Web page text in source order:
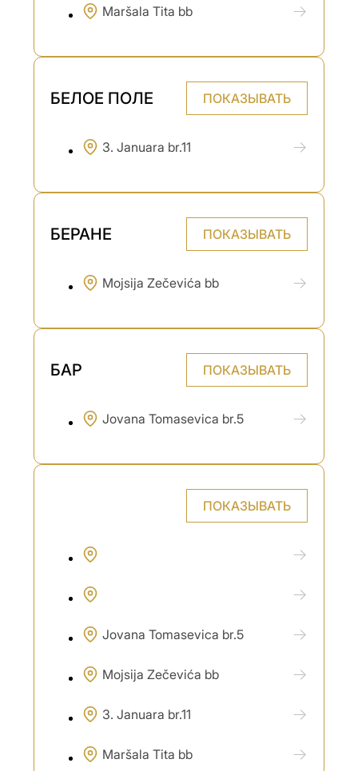
Maršala Tita bb
БЕЛОЕ ПОЛЕ ПОКАЗЫВАТЬ
3. Januara br.11
БЕРАНЕ ПОКАЗЫВАТЬ
Mojsija Zečevića bb
БАР ПОКАЗЫВАТЬ
Jovana Tomasevica br.5
ПОКАЗЫВАТЬ
Jovana Tomasevica br.5
Mojsija Zečevića bb
3. Januara br.11
Maršala Tita bb